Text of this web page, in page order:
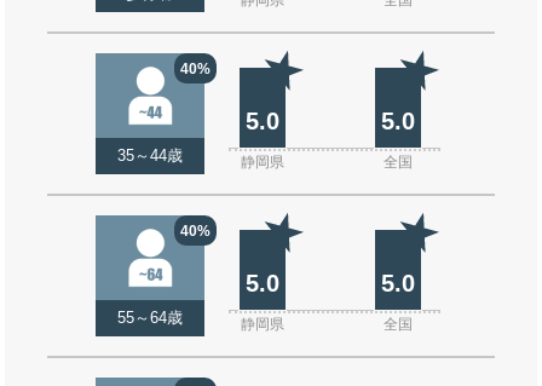
40%
35～44歳
5.0 5.0
静岡県 全国
40%
55～64歳
5.0 5.0
静岡県 全国